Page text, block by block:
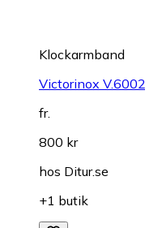
Klockarmband
Victorinox
fr.
800 kr
hos Ditur.se
+1 butik